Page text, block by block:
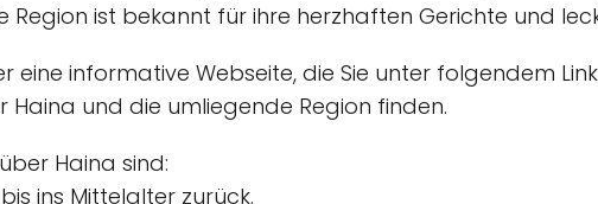
Region ist bekannt für ihre herzhaften Gerichte und
eine informative Webseite, die Sie unter folgendem
Haina und die umliegende Region finden.
Haina sind:
ins Mittelalter zurück.